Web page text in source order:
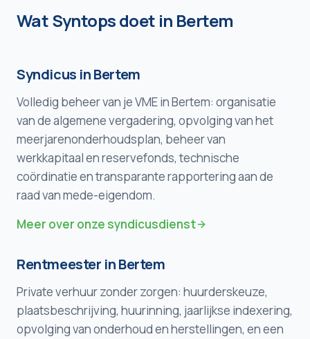
Wat Syntops doet in Bertem
Syndicus inBertem
Volledig beheer van je VME inBertem: organisatie
van de algemene vergadering, opvolging van het
meerjarenonderhoudsplan, beheer van
werkkapitaal en reservefonds, technische
coördinatie en transparante rapportering aan de
raad van mede-eigendom.
Meer over onze syndicusdienst
Rentmeester inBertem
Private verhuur zonder zorgen: huurderskeuze,
plaatsbeschrijving, huurinning, jaarlijkse indexering,
opvolging van onderhoud en herstellingen, en een